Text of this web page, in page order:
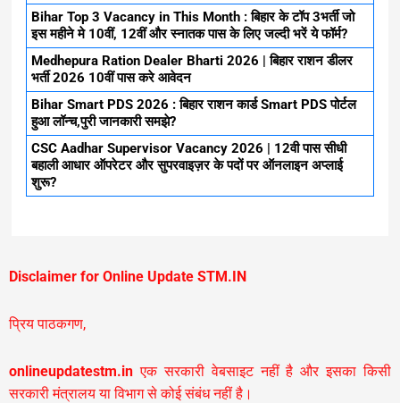
Bihar Top 3 Vacancy in This Month : बिहार के टॉप 3भर्ती जो
इस महीने मे 10वीं, 12वीं और स्नातक पास के लिए जल्दी भरें ये फॉर्म?
Medhepura Ration Dealer Bharti 2026 | बिहार राशन डीलर
भर्ती 2026 10वीं पास करे आवेदन
Bihar Smart PDS 2026 : बिहार राशन कार्ड Smart PDS पोर्टल
हुआ लॉन्च,पुरी जानकारी समझे?
CSC Aadhar Supervisor Vacancy 2026 | 12वी पास सीधी
बहाली आधार ऑपरेटर और सुपरवाइज़र के पदों पर ऑनलाइन अप्लाई
शुरू?
Disclaimer for Online Update STM.IN
प्रिय पाठकगण,
onlineupdatestm.in एक सरकारी वेबसाइट नहीं है और इसका किसी
सरकारी मंत्रालय या विभाग से कोई संबंध नहीं है।